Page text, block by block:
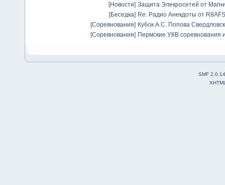
[Новости] Защита Элекросетей от
[Беседка] Re: Радио Анекдоты от R8AFS
[Соревнования] Кубок А.С. Попова
[Соревнования] Пермские УКВ соревнования
SMF 2.0.14